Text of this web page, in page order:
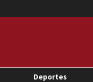
Deportes